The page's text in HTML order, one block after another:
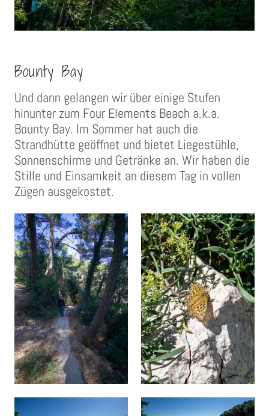
Bounty Bay
Und dann gelangen wir über einige Stufen
hinunter zum Four Elements Beach a.k.a.
Bounty Bay. Im Sommer hat auch die
Strandhütte geöffnet und bietet Liegestühle,
Sonnenschirme und Getränke an. Wir haben die
Stille und Einsamkeit an diesem Tag in vollen
Zügen ausgekostet.